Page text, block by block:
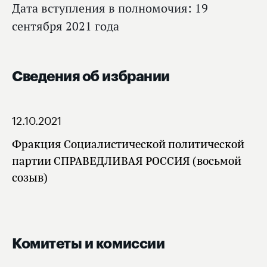
Дата вступления в полномочия: 19
сентября 2021 года
Сведения об избрании
12.10.2021
Фракция Социалистической политической
партии СПРАВЕДЛИВАЯ РОССИЯ (восьмой
созыв)
Комитеты и комиссии